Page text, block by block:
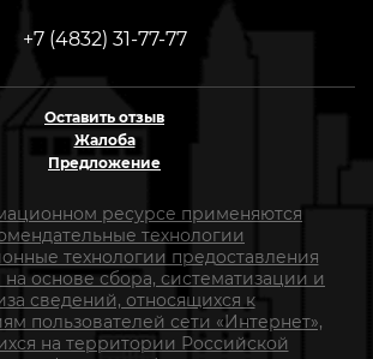
+7 (4832) 31-77-77
Оставить отзыв
Жалоба
Предложение
ресурсе применяются
технологии
технологии предоставления
основе сбора, систематизации и
сведений, относящихся к
пользователей сети «Интернет»,
на территории Российской